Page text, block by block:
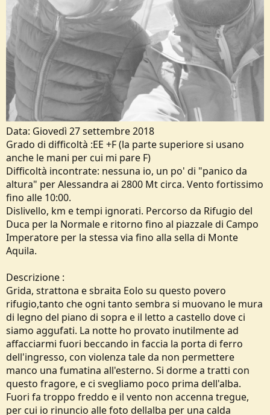
Data: Giovedì 27 settembre 2018
Grado di difficoltà :EE +F (la parte superiore si usano
anche le mani per cui mi pare F)
Difficoltà incontrate: nessuna io, un po' di "panico da
altura" per Alessandra ai 2800 Mt circa. Vento fortissimo
fino alle 10:00.
Dislivello, km e tempi ignorati. Percorso da Rifugio del
Duca per la Normale e ritorno fino al piazzale di Campo
Imperatore per la stessa via fino alla sella di Monte
Aquila.
Descrizione :
Grida, strattona e sbraita Eolo su questo povero
rifugio,tanto che ogni tanto sembra si muovano le mura
di legno del piano di sopra e il letto a castello dove ci
siamo aggufati. La notte ho provato inutilmente ad
affacciarmi fuori beccando in faccia la porta di ferro
dell'ingresso, con violenza tale da non permettere
manco una fumatina all'esterno. Si dorme a tratti con
questo fragore, e ci svegliamo poco prima dell'alba.
Fuori fa troppo freddo e il vento non accenna tregue,
per cui io rinuncio alle foto dellalba per una calda